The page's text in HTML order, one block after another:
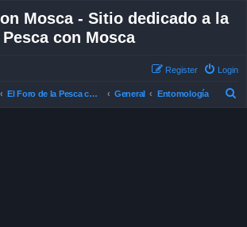
Mosca - Sitio dedicado a la
Pesca con Mosca
Login
Register
El Foro de la Pesca con Mosca en Chile General Entomología